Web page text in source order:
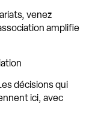
venez
amplifie
décisions qui
ici, avec